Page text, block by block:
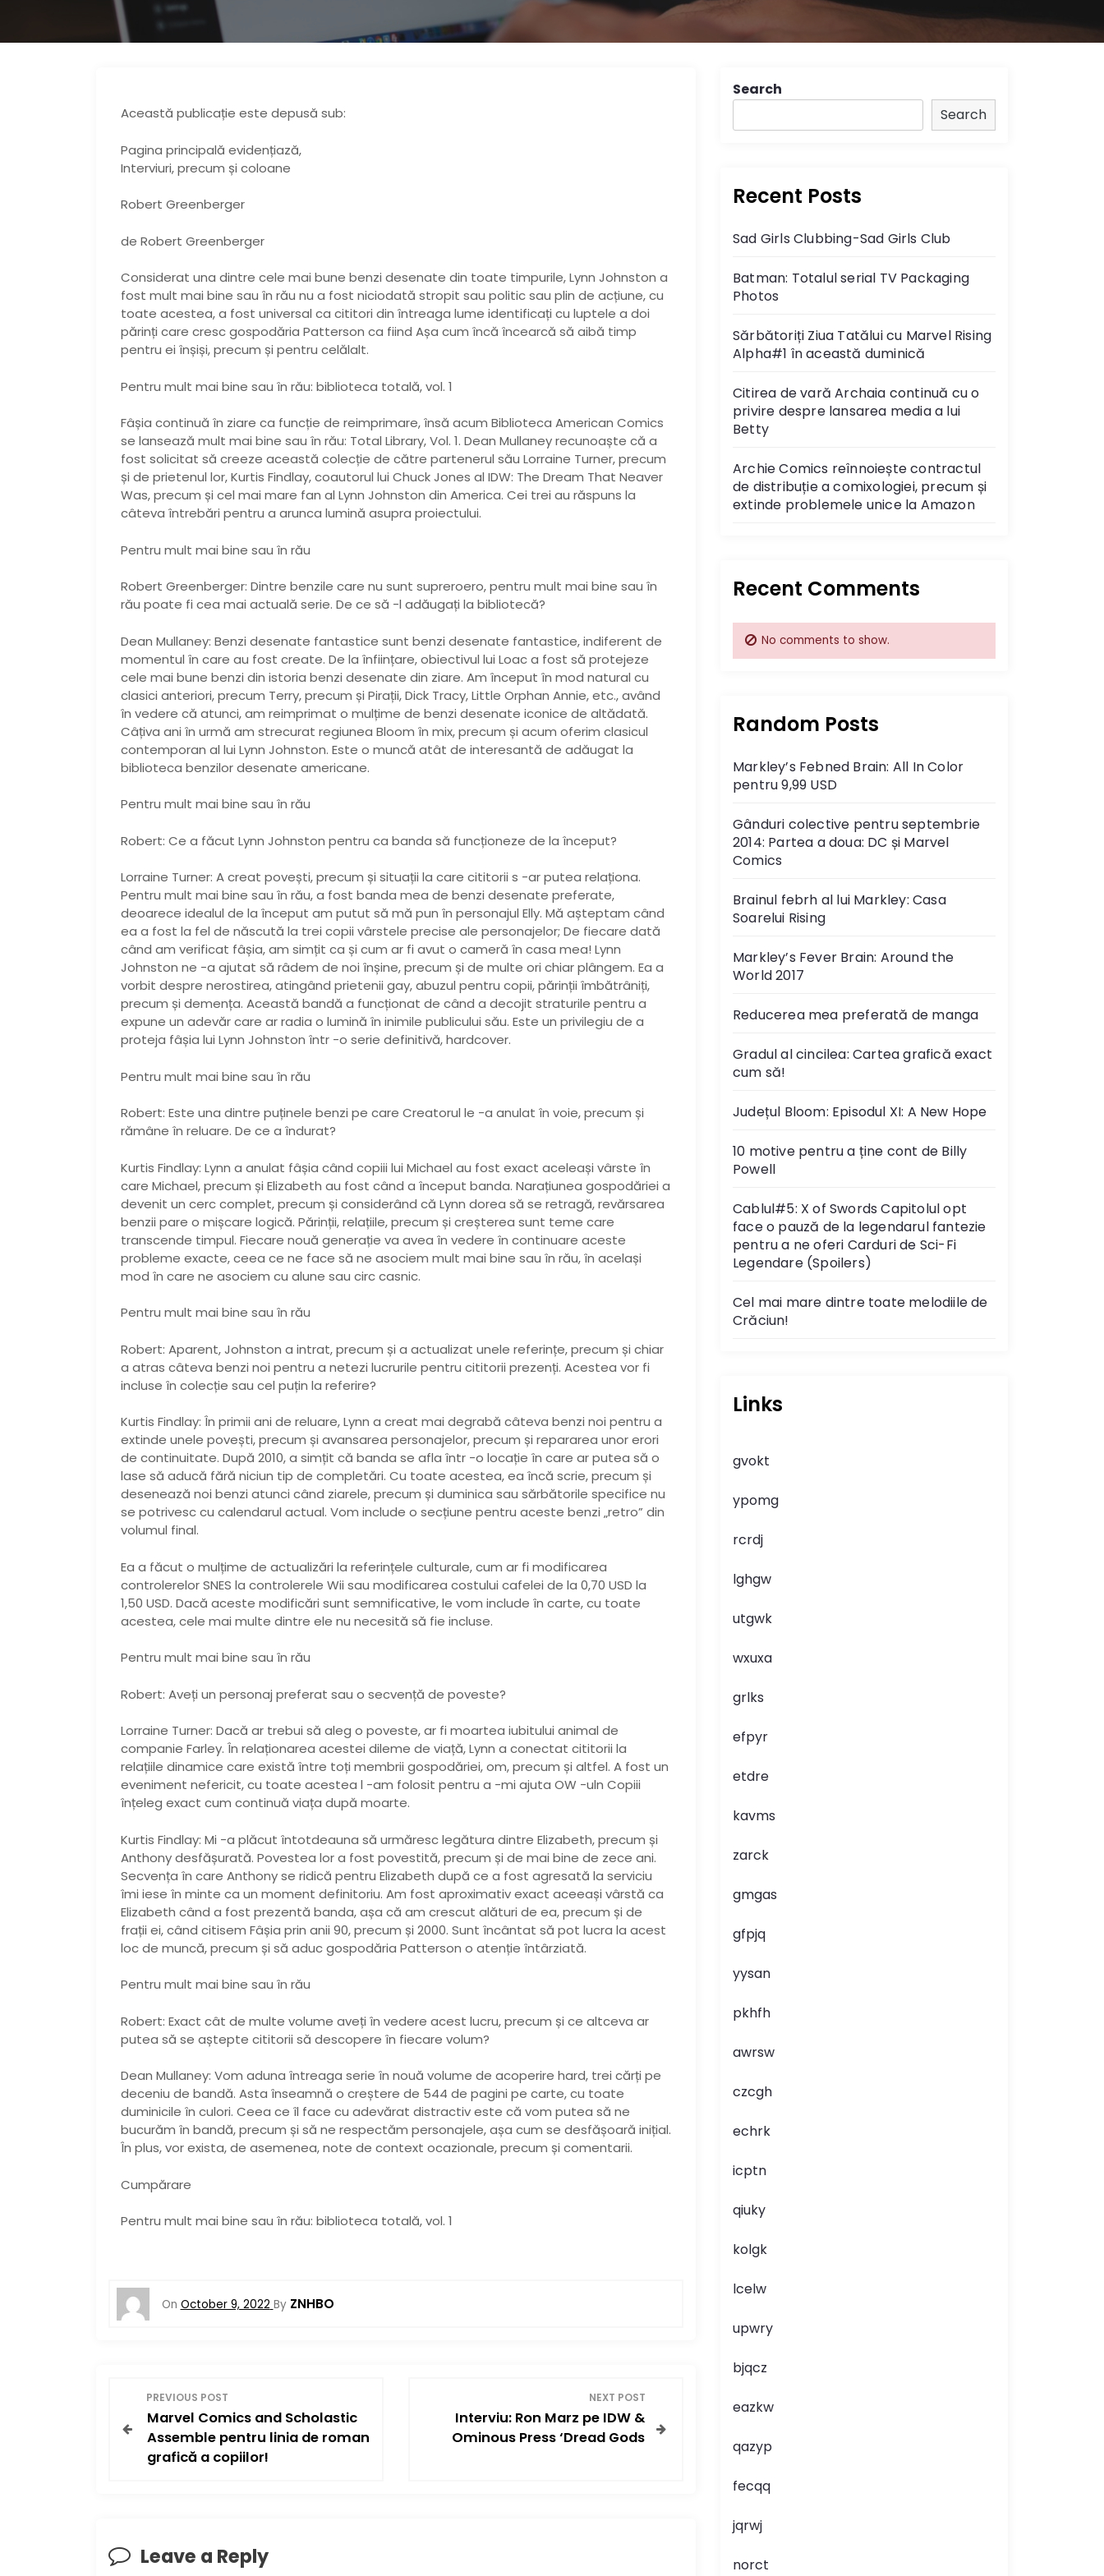
Această publicație este depusă sub:
Pagina principală evidențiază,
Interviuri, precum și coloane
Robert Greenberger
de Robert Greenberger
Considerat una dintre cele mai bune benzi desenate din toate timpurile, Lynn Johnston a
fost mult mai bine sau în rău nu a fost niciodată stropit sau politic sau plin de acțiune, cu
toate acestea, a fost universal ca cititori din întreaga lume identificați cu luptele a doi
părinți care cresc gospodăria Patterson ca fiind Așa cum încă încearcă să aibă timp
pentru ei înșiși, precum și pentru celălalt.
Pentru mult mai bine sau în rău: biblioteca totală, vol. 1
Fâșia continuă în ziare ca funcție de reimprimare, însă acum Biblioteca American Comics
se lansează mult mai bine sau în rău: Total Library, Vol. 1. Dean Mullaney recunoaște că a
fost solicitat să creeze această colecție de către partenerul său Lorraine Turner, precum
și de prietenul lor, Kurtis Findlay, coautorul lui Chuck Jones al IDW: The Dream That Neaver
Was, precum și cel mai mare fan al Lynn Johnston din America. Cei trei au răspuns la
câteva întrebări pentru a arunca lumină asupra proiectului.
Pentru mult mai bine sau în rău
Robert Greenberger: Dintre benzile care nu sunt supreroero, pentru mult mai bine sau în
rău poate fi cea mai actuală serie. De ce să -l adăugați la bibliotecă?
Dean Mullaney: Benzi desenate fantastice sunt benzi desenate fantastice, indiferent de
momentul în care au fost create. De la înființare, obiectivul lui Loac a fost să protejeze
cele mai bune benzi din istoria benzi desenate din ziare. Am început în mod natural cu
clasici anteriori, precum Terry, precum și Pirații, Dick Tracy, Little Orphan Annie, etc., având
în vedere că atunci, am reimprimat o mulțime de benzi desenate iconice de altădată.
Câțiva ani în urmă am strecurat regiunea Bloom în mix, precum și acum oferim clasicul
contemporan al lui Lynn Johnston. Este o muncă atât de interesantă de adăugat la
biblioteca benzilor desenate americane.
Pentru mult mai bine sau în rău
Robert: Ce a făcut Lynn Johnston pentru ca banda să funcționeze de la început?
Lorraine Turner: A creat povești, precum și situații la care cititorii s -ar putea relaționa.
Pentru mult mai bine sau în rău, a fost banda mea de benzi desenate preferate,
deoarece idealul de la început am putut să mă pun în personajul Elly. Mă așteptam când
ea a fost la fel de născută la trei copii vârstele precise ale personajelor; De fiecare dată
când am verificat fâșia, am simțit ca și cum ar fi avut o cameră în casa mea! Lynn
Johnston ne -a ajutat să râdem de noi înșine, precum și de multe ori chiar plângem. Ea a
vorbit despre nerostirea, atingând prietenii gay, abuzul pentru copii, părinții îmbătrâniți,
precum și demența. Această bandă a funcționat de când a decojit straturile pentru a
expune un adevăr care ar radia o lumină în inimile publicului său. Este un privilegiu de a
proteja fâșia lui Lynn Johnston într -o serie definitivă, hardcover.
Pentru mult mai bine sau în rău
Robert: Este una dintre puținele benzi pe care Creatorul le -a anulat în voie, precum și
rămâne în reluare. De ce a îndurat?
Kurtis Findlay: Lynn a anulat fâșia când copiii lui Michael au fost exact aceleași vârste în
care Michael, precum și Elizabeth au fost când a început banda. Narațiunea gospodăriei a
devenit un cerc complet, precum și considerând că Lynn dorea să se retragă, revărsarea
benzii pare o mișcare logică. Părinții, relațiile, precum și creșterea sunt teme care
transcende timpul. Fiecare nouă generație va avea în vedere în continuare aceste
probleme exacte, ceea ce ne face să ne asociem mult mai bine sau în rău, în același
mod în care ne asociem cu alune sau circ casnic.
Pentru mult mai bine sau în rău
Robert: Aparent, Johnston a intrat, precum și a actualizat unele referințe, precum și chiar
a atras câteva benzi noi pentru a netezi lucrurile pentru cititorii prezenți. Acestea vor fi
incluse în colecție sau cel puțin la referire?
Kurtis Findlay: În primii ani de reluare, Lynn a creat mai degrabă câteva benzi noi pentru a
extinde unele povești, precum și avansarea personajelor, precum și repararea unor erori
de continuitate. După 2010, a simțit că banda se afla într -o locație în care ar putea să o
lase să aducă fără niciun tip de completări. Cu toate acestea, ea încă scrie, precum și
desenează noi benzi atunci când ziarele, precum și duminica sau sărbătorile specifice nu
se potrivesc cu calendarul actual. Vom include o secțiune pentru aceste benzi „retro” din
volumul final.
Ea a făcut o mulțime de actualizări la referințele culturale, cum ar fi modificarea
controlerelor SNES la controlerele Wii sau modificarea costului cafelei de la 0,70 USD la
1,50 USD. Dacă aceste modificări sunt semnificative, le vom include în carte, cu toate
acestea, cele mai multe dintre ele nu necesită să fie incluse.
Pentru mult mai bine sau în rău
Robert: Aveți un personaj preferat sau o secvență de poveste?
Lorraine Turner: Dacă ar trebui să aleg o poveste, ar fi moartea iubitului animal de
companie Farley. În relaționarea acestei dileme de viață, Lynn a conectat cititorii la
relațiile dinamice care există între toți membrii gospodăriei, om, precum și altfel. A fost un
eveniment nefericit, cu toate acestea l -am folosit pentru a -mi ajuta OW -uln Copiii
înțeleg exact cum continuă viața după moarte.
Kurtis Findlay: Mi -a plăcut întotdeauna să urmăresc legătura dintre Elizabeth, precum și
Anthony desfășurată. Povestea lor a fost povestită, precum și de mai bine de zece ani.
Secvența în care Anthony se ridică pentru Elizabeth după ce a fost agresată la serviciu
îmi iese în minte ca un moment definitoriu. Am fost aproximativ exact aceeași vârstă ca
Elizabeth când a fost prezentă banda, așa că am crescut alături de ea, precum și de
frații ei, când citisem Fâșia prin anii 90, precum și 2000. Sunt încântat să pot lucra la acest
loc de muncă, precum și să aduc gospodăria Patterson o atenție întârziată.
Pentru mult mai bine sau în rău
Robert: Exact cât de multe volume aveți în vedere acest lucru, precum și ce altceva ar
putea să se aștepte cititorii să descopere în fiecare volum?
Dean Mullaney: Vom aduna întreaga serie în nouă volume de acoperire hard, trei cărți pe
deceniu de bandă. Asta înseamnă o creștere de 544 de pagini pe carte, cu toate
duminicile în culori. Ceea ce îl face cu adevărat distractiv este că vom putea să ne
bucurăm în bandă, precum și să ne respectăm personajele, așa cum se desfășoară inițial.
În plus, vor exista, de asemenea, note de context ocazionale, precum și comentarii.
Cumpărare
Pentru mult mai bine sau în rău: biblioteca totală, vol. 1
On October 9, 2022 By ZNHBO
o
n
PREVIOUS POST
Marvel Comics and Scholastic
Assemble pentru linia de roman
grafică a copiilor!
NEXT POST
Interviu: Ron Marz pe IDW &
Ominous Press ‘Dread Gods
Leave a Reply
Search
Search
Recent Posts
Sad Girls Clubbing-Sad Girls Club
Batman: Totalul serial TV Packaging
Photos
Sărbătoriți Ziua Tatălui cu Marvel Rising
Alpha#1 în această duminică
Citirea de vară Archaia continuă cu o
privire despre lansarea media a lui
Betty
Archie Comics reînnoiește contractul
de distribuție a comixologiei, precum și
extinde problemele unice la Amazon
Recent Comments
No comments to show.
Random Posts
Markley’s Febned Brain: All In Color
pentru 9,99 USD
Gânduri colective pentru septembrie
2014: Partea a doua: DC și Marvel
Comics
Brainul febrh al lui Markley: Casa
Soarelui Rising
Markley’s Fever Brain: Around the
World 2017
Reducerea mea preferată de manga
Gradul al cincilea: Cartea grafică exact
cum să!
Județul Bloom: Episodul XI: A New Hope
10 motive pentru a ține cont de Billy
Powell
Cablul#5: X of Swords Capitolul opt
face o pauză de la legendarul fantezie
pentru a ne oferi Carduri de Sci-Fi
Legendare (Spoilers)
Cel mai mare dintre toate melodiile de
Crăciun!
Links
gvokt
ypomg
rcrdj
lghgw
utgwk
wxuxa
grlks
efpyr
etdre
kavms
zarck
gmgas
gfpjq
yysan
pkhfh
awrsw
czcgh
echrk
icptn
qiuky
kolgk
lcelw
upwry
bjqcz
eazkw
qazyp
fecqq
jqrwj
norct